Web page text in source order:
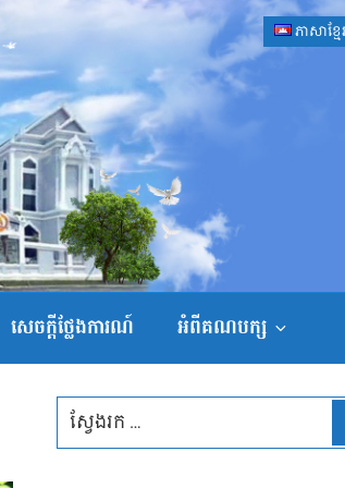
ភាសាខ្មែរ
សេចក្ដីថ្លែងការណ៍ អំពីគណបក្ស